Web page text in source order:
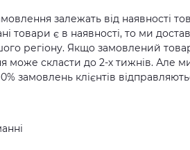
залежать від наявності
товари є в наявності, то ми
регіону. Якщо замовлений
може скласти до 2-х тижнів. Але
замовлень клієнтів